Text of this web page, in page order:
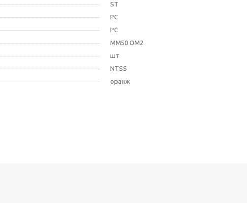
ST
PC
PC
MM50 OM2
шт
NTSS
оранж